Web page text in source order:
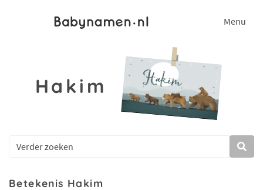
Menu
Hakim
Betekenis Hakim